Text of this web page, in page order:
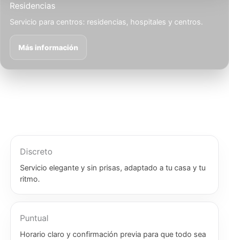
Residencias
Servicio para centros: residencias, hospitales y centros.
Más información
Discreto
Servicio elegante y sin prisas, adaptado a tu casa y tu
ritmo.
Puntual
Horario claro y confirmación previa para que todo sea